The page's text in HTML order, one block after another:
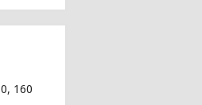
160